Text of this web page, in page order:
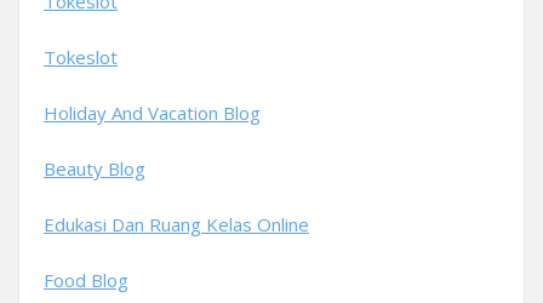
Tokeslot
Holiday And Vacation Blog
Beauty Blog
Edukasi Dan Ruang Kelas Online
Food Blog